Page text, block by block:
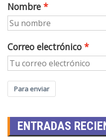
Nombre
Correo electrónico
Para enviar
ENTRADAS